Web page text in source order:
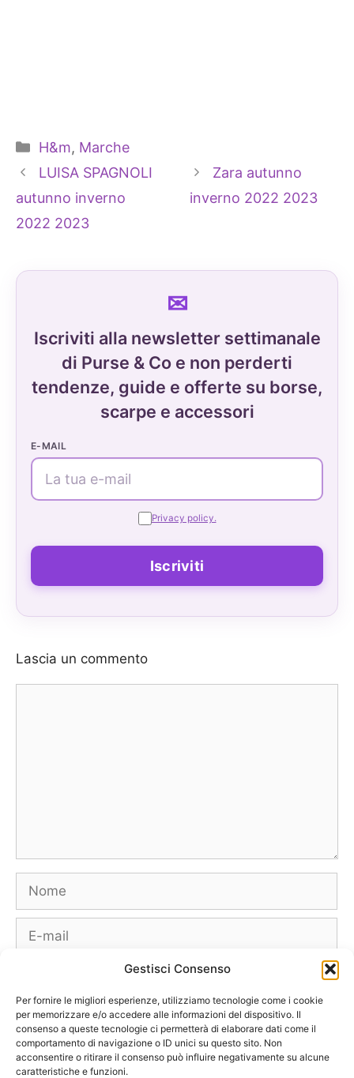
Gestisci Consenso
Per fornire le migliori esperienze, utilizziamo tecnologie come i cookie
per memorizzare e/o accedere alle informazioni del dispositivo. Il
consenso a queste tecnologie ci permetterà di elaborare dati come il
comportamento di navigazione o ID unici su questo sito. Non
acconsentire o ritirare il consenso può influire negativamente su alcune
caratteristiche e funzioni.
Categorie
H&m, Marche
LUISA SPAGNOLI
autunno inverno
2022 2023
Zara autunno
inverno 2022 2023
Iscriviti alla newsletter settimanale
di Purse & Co e non perderti
tendenze, guide e offerte su borse,
scarpe e accessori
E-MAIL
Privacy policy.
Lascia un commento
Nome
E-
mail
web